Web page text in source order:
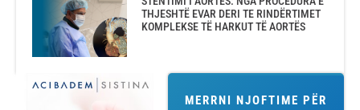
THJESHTË EVAR DERI TE RINDËRTIMET
KOMPLEKSE TË HARKUT TË AORTËS
MERRNI NJOFTIME PËR